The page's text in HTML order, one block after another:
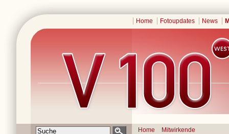
Home Fotoupdates News
Home Mitwirkende